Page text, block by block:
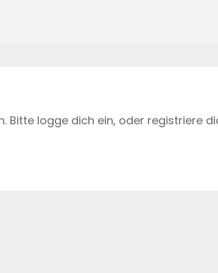
Bitte logge dich ein, oder registriere